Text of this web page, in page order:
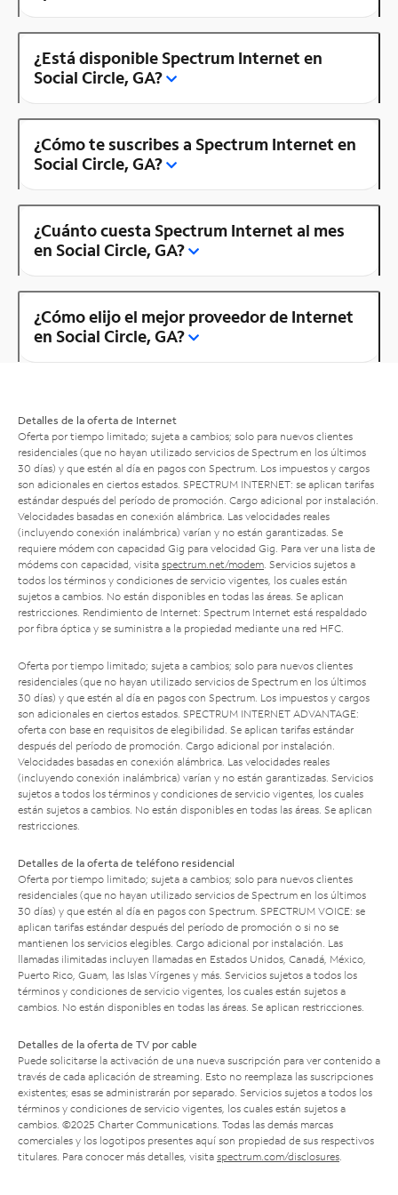
¿Está disponible Spectrum Internet en
Social Circle, GA?
¿Cómo te suscribes a Spectrum Internet en
Social Circle, GA?
¿Cuánto cuesta Spectrum Internet al mes
en Social Circle, GA?
¿Cómo elijo el mejor proveedor de Internet
en Social Circle, GA?
Detalles de la oferta de Internet
Oferta por tiempo limitado; sujeta a cambios; solo para nuevos clientes
residenciales (que no hayan utilizado servicios de Spectrum en los últimos
30 días) y que estén al día en pagos con Spectrum. Los impuestos y cargos
son adicionales en ciertos estados. SPECTRUM INTERNET: se aplican tarifas
estándar después del período de promoción. Cargo adicional por instalación.
Velocidades basadas en conexión alámbrica. Las velocidades reales
(incluyendo conexión inalámbrica) varían y no están garantizadas. Se
requiere módem con capacidad Gig para velocidad Gig. Para ver una lista de
módems con capacidad, visita spectrum.net/modem . Servicios sujetos a
todos los términos y condiciones de servicio vigentes, los cuales están
sujetos a cambios. No están disponibles en todas las áreas. Se aplican
restricciones. Rendimiento de Internet: Spectrum Internet está respaldado
por fibra óptica y se suministra a la propiedad mediante una red HFC.
Oferta por tiempo limitado; sujeta a cambios; solo para nuevos clientes
residenciales (que no hayan utilizado servicios de Spectrum en los últimos
30 días) y que estén al día en pagos con Spectrum. Los impuestos y cargos
son adicionales en ciertos estados. SPECTRUM INTERNET ADVANTAGE:
oferta con base en requisitos de elegibilidad. Se aplican tarifas estándar
después del período de promoción. Cargo adicional por instalación.
Velocidades basadas en conexión alámbrica. Las velocidades reales
(incluyendo conexión inalámbrica) varían y no están garantizadas. Servicios
sujetos a todos los términos y condiciones de servicio vigentes, los cuales
están sujetos a cambios. No están disponibles en todas las áreas. Se aplican
restricciones.
Detalles de la oferta de teléfono residencial
Oferta por tiempo limitado; sujeta a cambios; solo para nuevos clientes
residenciales (que no hayan utilizado servicios de Spectrum en los últimos
30 días) y que estén al día en pagos con Spectrum. SPECTRUM VOICE: se
aplican tarifas estándar después del período de promoción o si no se
mantienen los servicios elegibles. Cargo adicional por instalación. Las
llamadas ilimitadas incluyen llamadas en Estados Unidos, Canadá, México,
Puerto Rico, Guam, las Islas Vírgenes y más. Servicios sujetos a todos los
términos y condiciones de servicio vigentes, los cuales están sujetos a
cambios. No están disponibles en todas las áreas. Se aplican restricciones.
Detalles de la oferta de TV por cable
Puede solicitarse la activación de una nueva suscripción para ver contenido a
través de cada aplicación de streaming. Esto no reemplaza las suscripciones
existentes; esas se administrarán por separado. Servicios sujetos a todos los
términos y condiciones de servicio vigentes, los cuales están sujetos a
cambios. ©2025 Charter Communications. Todas las demás marcas
comerciales y los logotipos presentes aquí son propiedad de sus respectivos
titulares. Para conocer más detalles, visita spectrum.com/disclosures